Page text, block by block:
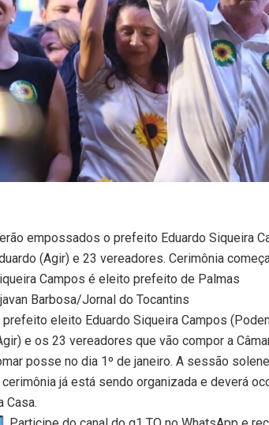
empossados o prefeito Eduardo Siqueira
(Agir) e 23 vereadores. Cerimônia
Campos é eleito prefeito de Palmas
Barbosa/Jornal do Tocantins
prefeito eleito Eduardo Siqueira Campos
e os 23 vereadores que vão compor a
posse no dia 1º de janeiro. A sessão
cerimônia já está sendo organizada e deverá
Casa.